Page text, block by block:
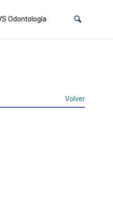
Odontología
Volver